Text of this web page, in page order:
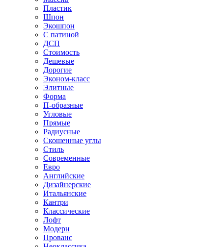
Пластик
Шпон
Экошпон
С патиной
ДСП
Стоимость
Дешевые
Дорогие
Эконом-класс
Элитные
Форма
П-образные
Угловые
Прямые
Радиусные
Скошенные углы
Стиль
Современные
Евро
Английские
Дизайнерские
Итальянские
Кантри
Классические
Лофт
Модерн
Прованс